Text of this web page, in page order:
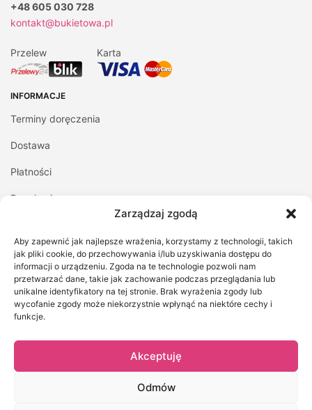
Zarządzaj zgodą
Aby zapewnić jak najlepsze wrażenia, korzystamy z technologii, takich
jak pliki cookie, do przechowywania i/lub uzyskiwania dostępu do
informacji o urządzeniu. Zgoda na te technologie pozwoli nam
przetwarzać dane, takie jak zachowanie podczas przeglądania lub
unikalne identyfikatory na tej stronie. Brak wyrażenia zgody lub
wycofanie zgody może niekorzystnie wpłynąć na niektóre cechy i
funkcje.
Akceptuję
Odmów
+48 605 030 728
kontakt@bukietowa.pl
Przelew Karta
INFORMACJE
Terminy doręczenia
Dostawa
Płatności
Regulamin
Kontakt z nami
MOJE KONTO
Logowanie/Rejestracja